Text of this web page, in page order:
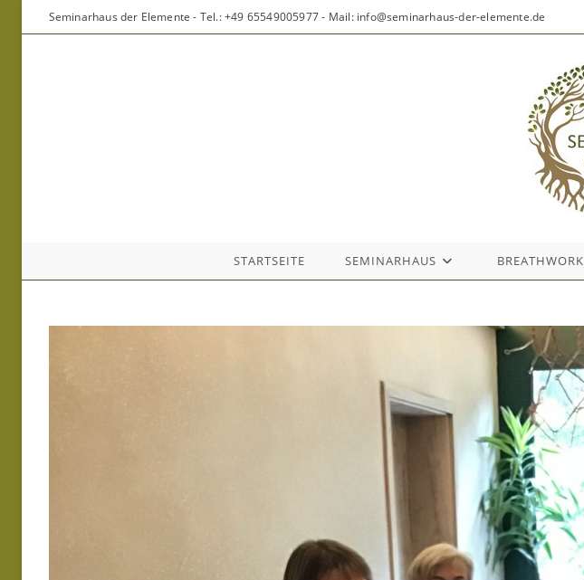
Seminarhaus der Elemente - Tel.: +49 65549005977 - Mail: info@seminarhaus-der-elemente.de
STARTSEITE SEMINARHAUS BREATHWORK